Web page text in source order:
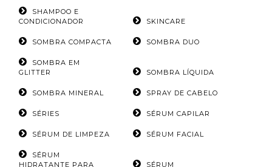
SHAMPOO E
CONDICIONADOR
SKINCARE
SOMBRA COMPACTA SOMBRA DUO
SOMBRA EM
GLITTER
SOMBRA LÍQUIDA
SOMBRA MINERAL SPRAY DE CABELO
SÉRIES SÉRUM CAPILAR
SÉRUM DE LIMPEZA SÉRUM FACIAL
SÉRUM
HIDRATANTE PARA
SÉRUM